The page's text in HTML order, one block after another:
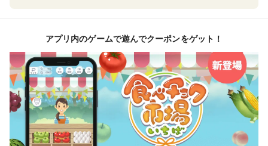
アプリ内のゲームで遊んでクーポンをゲット！